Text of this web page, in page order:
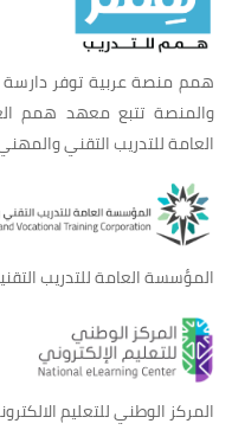
إدارة نظم الأجور والتعويضات
إدارة الخدمة المدنية في
مصطلحات إنجليزية في إدارة
الفصل الخامس:
التدريب التعاوني:
لمدة 12 أسبوعاً بواقع 490 ساعة عمل).
همم منصة عربية توفر دارسة
والمنصة تتبع معهد همم
العامة للتدريب التقني
المؤسسة العامة للتدريب
المركز الوطني للتعليم